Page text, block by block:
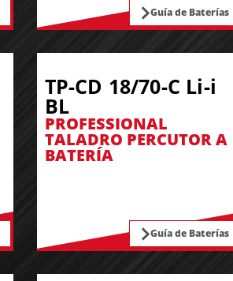
Guía de Baterías
TP-CD 18/70-C Li-i
BL
PROFESSIONAL
TALADRO PERCUTOR A
BATERÍA
Guía de Baterías